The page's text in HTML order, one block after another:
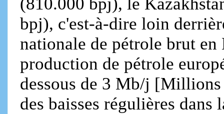
bpj), c'est-à-dire loin
nationale de pétrole brut
production de pétrole
dessous de 3 Mb/j
des baisses régulières